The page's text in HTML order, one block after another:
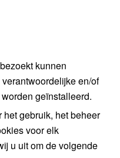
kunnen
en/of
geïnstalleerd.
gebruik, het beheer
voor elk
u uit om de volgende